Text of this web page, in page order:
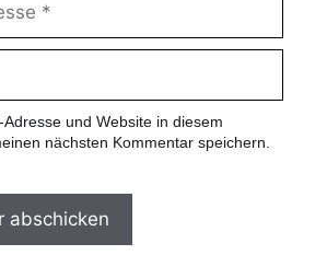
und Website in diesem
nächsten Kommentar speichern.